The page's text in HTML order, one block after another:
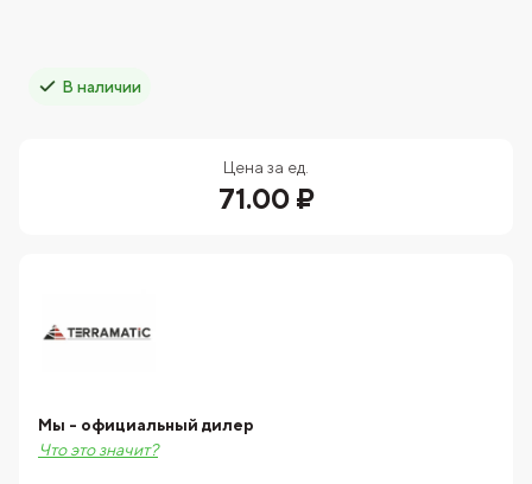
В наличии
Цена за ед.
71.00 ₽
Мы - официальный дилер
Что это значит?